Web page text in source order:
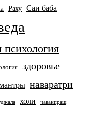
Раху Саи баба
психология
здоровье
наваратри
холи чаванпраш